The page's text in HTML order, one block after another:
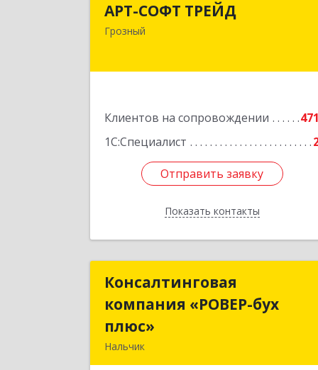
АРТ-СОФТ ТРЕЙД
Грозный
Клиентов на сопровождении
471
1С:Специалист
Отправить заявку
Показать контакты
364013, Чеченская Респ, Грозный г,
Отправить заявку
Назад
Консалтинговая
компания «РОВЕР-бух
плюс»
Нальчик
Консалтинговая
компания «РОВЕР-бух